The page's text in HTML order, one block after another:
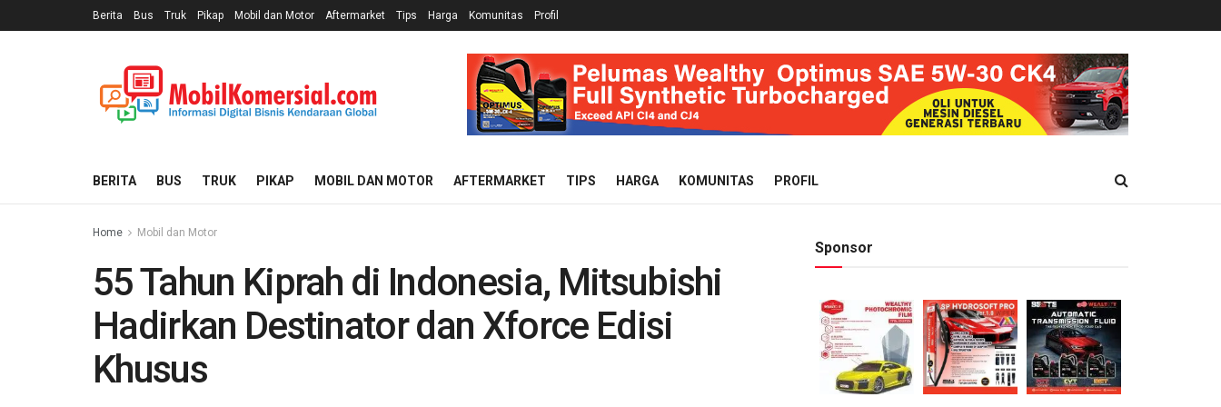
Berita Bus Truk Pikap Mobil dan Motor Aftermarket Tips Harga Komunitas Profil
BERITA BUS TRUK PIKAP MOBIL DAN MOTOR AFTERMARKET TIPS HARGA KOMUNITAS PROFIL
Home Mobil dan Motor
55 Tahun Kiprah di Indonesia, Mitsubishi
Hadirkan Destinator dan Xforce Edisi
Khusus
Sponsor